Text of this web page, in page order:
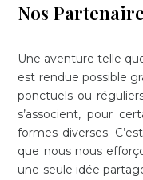
Nos
Une aventure telle
est rendue possible
ponctuels ou
s’associent, pour
formes diverses.
que nous nous
une seule idée